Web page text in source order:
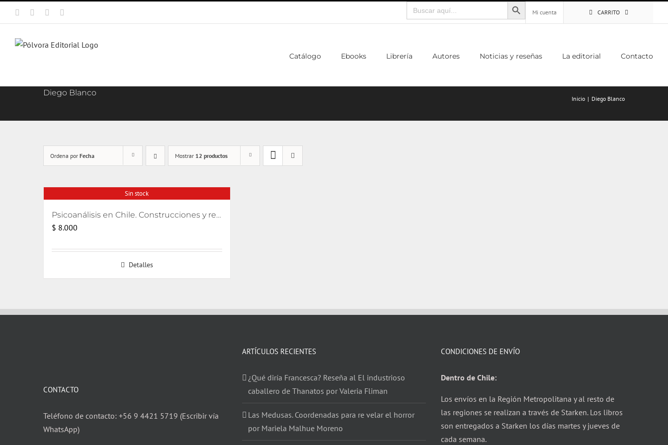
Facebook Instagram
Buscar:
Mi cuenta
CARRITO
Catálogo Ebooks Librería Autores Noticias y reseñas La editorial Contacto
Diego Blanco
Inicio Diego Blanco
Ordena por Fecha Mostrar 12 productos
Sin stock
Psicoanálisis en Chile. Construcciones y relatos
$ 8.000
Detalles
CONTACTO
Teléfono de contacto: +56 9 4421 5719 (Escribir vía
WhatsApp)
ARTÍCULOS RECIENTES
¿Qué diría Francesca? Reseña al El industrioso
caballero de Thanatos por Valeria Fliman
Las Medusas. Coordenadas para re velar el horror
por Mariela Malhue Moreno
CONDICIONES DE ENVÍO
Dentro de Chile:
Los envíos en la Región Metropolitana y al resto de
las regiones se realizan a través de Starken. Los libros
son entregados a Starken los días martes y jueves de
cada semana.